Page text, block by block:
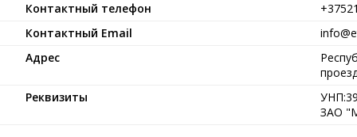
Контактный телефон
Контактный Email
Адрес
Реквизиты
ЗАО